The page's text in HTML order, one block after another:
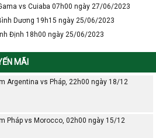
vs Cuiaba 07h00 ngày 27/06/2023
Dương 19h15 ngày 25/06/2023
Định 18h00 ngày 25/06/2023
MÃI
Argentina vs Pháp, 22h00 ngày 18/12
Pháp vs Morocco, 02h00 ngày 15/12